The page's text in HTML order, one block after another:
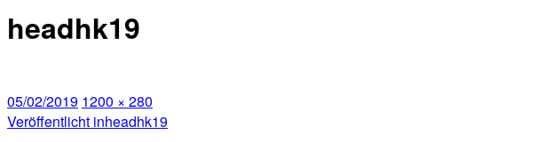
headhk19
Veröffentlicht
am
05/02/2019 Volle
Größe
1200 × 280
Beitragsnavigation
Veröffentlicht inheadhk19